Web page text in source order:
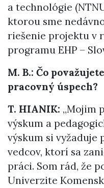
a technológie
ktorou sme
riešenie projektu v
programu EHP –
M. B.: Čo
pracovný úspech?
T. HIANIK: „Mojim
výskum a
výskum si vyžaduje
vedcov, ktorí sa
práci. Som rád, že
Univerzite